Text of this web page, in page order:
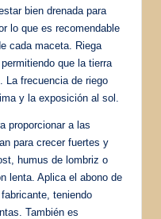
bien drenada para
lo que es recomendable
cada maceta. Riega
que la tierra
La frecuencia de riego
y la exposición al sol.
proporcionar a las
para crecer fuertes y
humus de lombriz o
lenta. Aplica el abono de
teniendo
También es